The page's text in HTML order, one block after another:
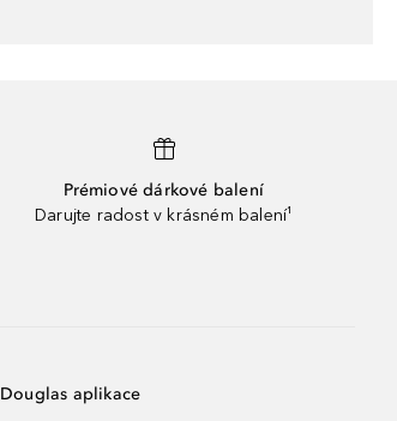
Prémiové dárkové balení
Darujte radost v krásném balení¹
Douglas aplikace